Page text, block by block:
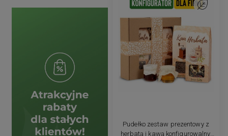
Pudełko zestaw prezentowy z
herbatą i kawą konfigurowalny,
Do